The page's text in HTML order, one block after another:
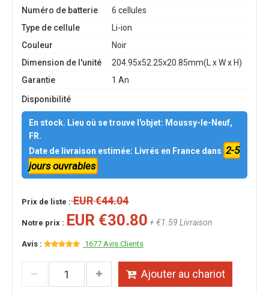
Numéro de batterie
6 cellules
Type de cellule
Li-ion
Couleur
Noir
Dimension de l'unité
204.95x52.25x20.85mm(L x W x H)
Garantie
1 An
Disponibilité
En stock. Lieu où se trouve l'objet: Moussy-le-Neuf,
FR.
Date de livraison estimée: Livrés en France dans 2-5
jours ouvrables
Prix de liste :EUR €44.04
Notre prix : EUR €30.80 + €1.59 Livraison
Avis : 1677 Avis Clients
Ajouter au chariot